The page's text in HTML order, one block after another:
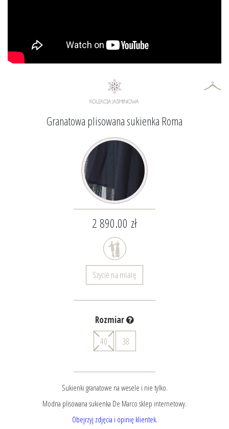
Granatowa plisowana sukienka Roma
2 890.00 zł
Szycie na miarę
Rozmiar
40
38
Sukienki granatowe na wesele i nie tylko.
Modna plisowana sukienka De Marco sklep internetowy.
Obejrzyj zdjęcia i opinię klientek.